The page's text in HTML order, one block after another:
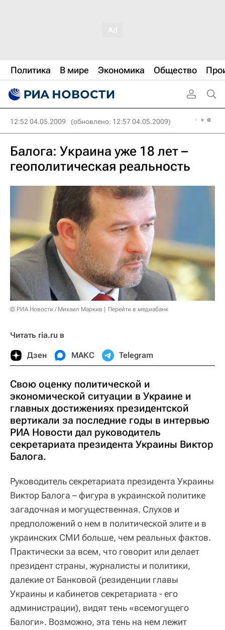
Политика В мире Экономика Общество
12:52 04.05.2009 (обновлено: 12:57 04.05.2009)
Балога: Украина уже 18 лет –
геополитическая реальность
© РИА Новости / Михаил Маркив Перейти в медиабанк
Читать ria.ru в
Дзен МАКС Telegram
Свою оценку политической и
экономической ситуации в Украине и
главных достижениях президентской
вертикали за последние годы в интервью
РИА Новости дал руководитель
секретариата президента Украины Виктор
Балога.
Руководитель секретариата президента Украины
Виктор Балога – фигура в украинской политике
загадочная и могущественная. Слухов и
предположений о нем в политической элите и в
украинских СМИ больше, чем реальных фактов.
Практически за всем, что говорит или делает
президент страны, журналисты и политики,
далекие от Банковой (резиденции главы
Украины и кабинетов секретариата - его
администрации), видят тень «всемогущего
Балоги». Возможно, эта тень на нем лежит